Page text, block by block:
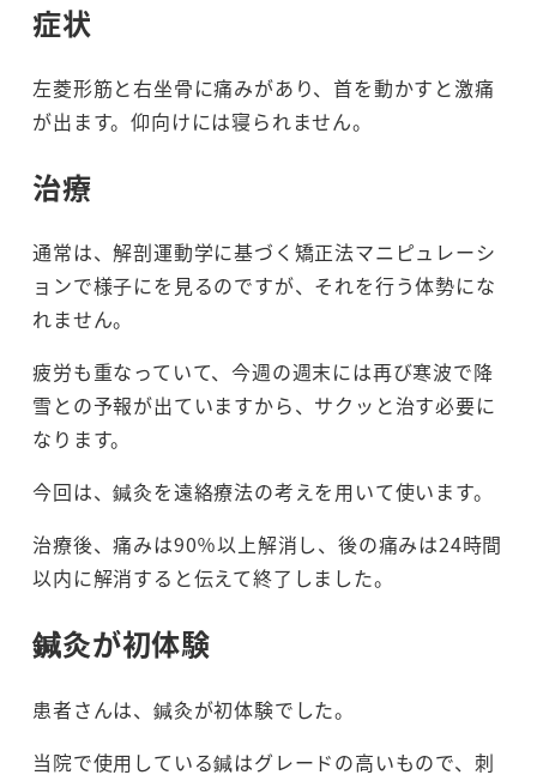
症状
左菱形筋と右坐骨に痛みがあり、首を動かすと激痛
が出ます。仰向けには寝られません。
治療
通常は、解剖運動学に基づく矯正法マニピュレーシ
ョンで様子にを見るのですが、それを行う体勢にな
れません。
疲労も重なっていて、今週の週末には再び寒波で降
雪との予報が出ていますから、サクッと治す必要に
なります。
今回は、鍼灸を遠絡療法の考えを用いて使います。
治療後、痛みは90％以上解消し、後の痛みは24時間
以内に解消すると伝えて終了しました。
鍼灸が初体験
患者さんは、鍼灸が初体験でした。
当院で使用している鍼はグレードの高いもので、刺